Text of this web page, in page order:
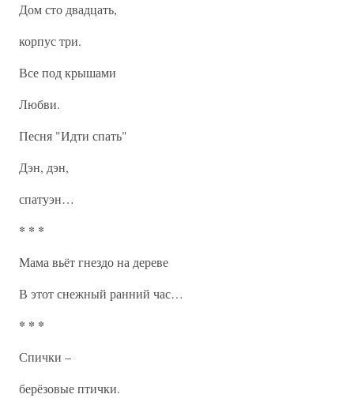
Дом сто двадцать,
корпус три.
Все под крышами
Любви.
Песня "Идти спать"
Дэн, дэн,
спатуэн…
* * *
Мама вьёт гнездо на дереве
В этот снежный ранний час…
* * *
Спички –
берёзовые птички.